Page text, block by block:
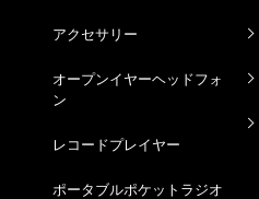
アクセサリー
オープンイヤーヘッドフォ
ン
レコードプレイヤー
ポータブルポケットラジオ